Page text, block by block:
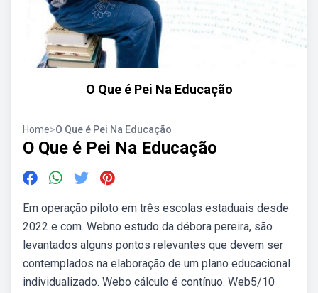
O Que é Pei Na Educação
Home>O Que é Pei Na Educação
O Que é Pei Na Educação
Em operação piloto em três escolas estaduais desde
2022 e com. Webno estudo da débora pereira, são
levantados alguns pontos relevantes que devem ser
contemplados na elaboração de um plano educacional
individualizado. Webo cálculo é contínuo. Web5/10